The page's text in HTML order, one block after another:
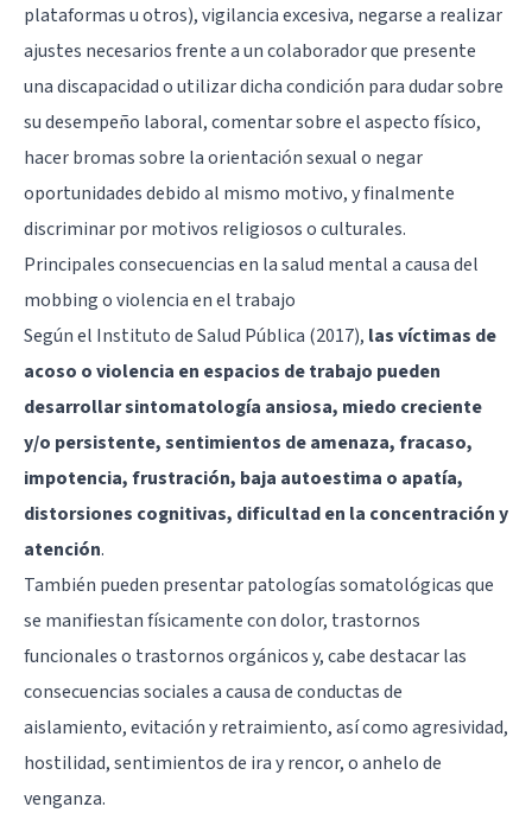
plataformas u otros), vigilancia excesiva, negarse a realizar
ajustes necesarios frente a un colaborador que presente
una discapacidad o utilizar dicha condición para dudar sobre
su desempeño laboral, comentar sobre el aspecto físico,
hacer bromas sobre la orientación sexual o negar
oportunidades debido al mismo motivo, y finalmente
discriminar por motivos religiosos o culturales.
Principales consecuencias en la salud mental a causa del
mobbing o violencia en el trabajo
Según el Instituto de Salud Pública (2017), las víctimas de
acoso o violencia en espacios de trabajo pueden
desarrollar sintomatología ansiosa, miedo creciente
y/o persistente, sentimientos de amenaza, fracaso,
impotencia, frustración, baja autoestima o apatía,
distorsiones cognitivas, dificultad en la concentración y
atención.
También pueden presentar patologías somatológicas que
se manifiestan físicamente con dolor, trastornos
funcionales o trastornos orgánicos y, cabe destacar las
consecuencias sociales a causa de conductas de
aislamiento, evitación y retraimiento, así como agresividad,
hostilidad, sentimientos de ira y rencor, o anhelo de
venganza.